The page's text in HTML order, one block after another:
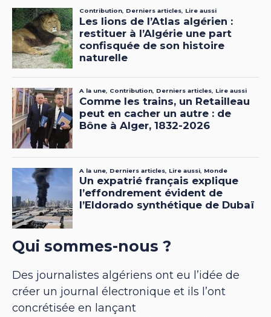
Qui sommes-nous ?
Des journalistes algériens ont eu l’idée de
créer un journal électronique et ils l’ont
concrétisée en lançant